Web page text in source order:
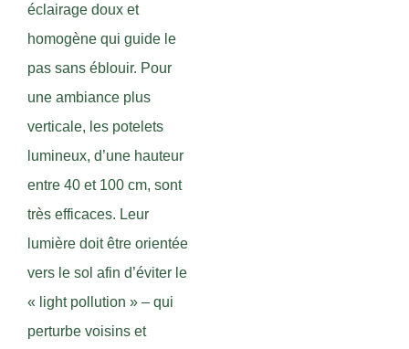
éclairage doux et
homogène qui guide le
pas sans éblouir. Pour
une ambiance plus
verticale, les potelets
lumineux, d’une hauteur
entre 40 et 100 cm, sont
très efficaces. Leur
lumière doit être orientée
vers le sol afin d’éviter le
« light pollution » – qui
perturbe voisins et